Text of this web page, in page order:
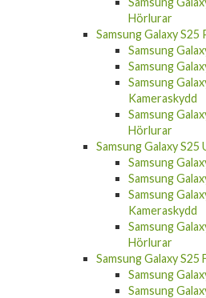
Samsung Galaxy S25
Samsung
Samsung
Samsung
Kameraskydd
Samsung
Hörlurar
Samsung Galaxy S25
Samsung
Samsung
Samsung
Kameraskydd
Samsung
Hörlurar
Samsung Galaxy S25
Samsung
Samsung
Samsung